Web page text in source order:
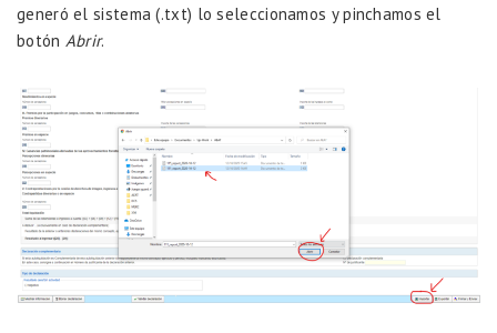
generó el sistema (.txt) lo seleccionamos y pinchamos el
botón Abrir.